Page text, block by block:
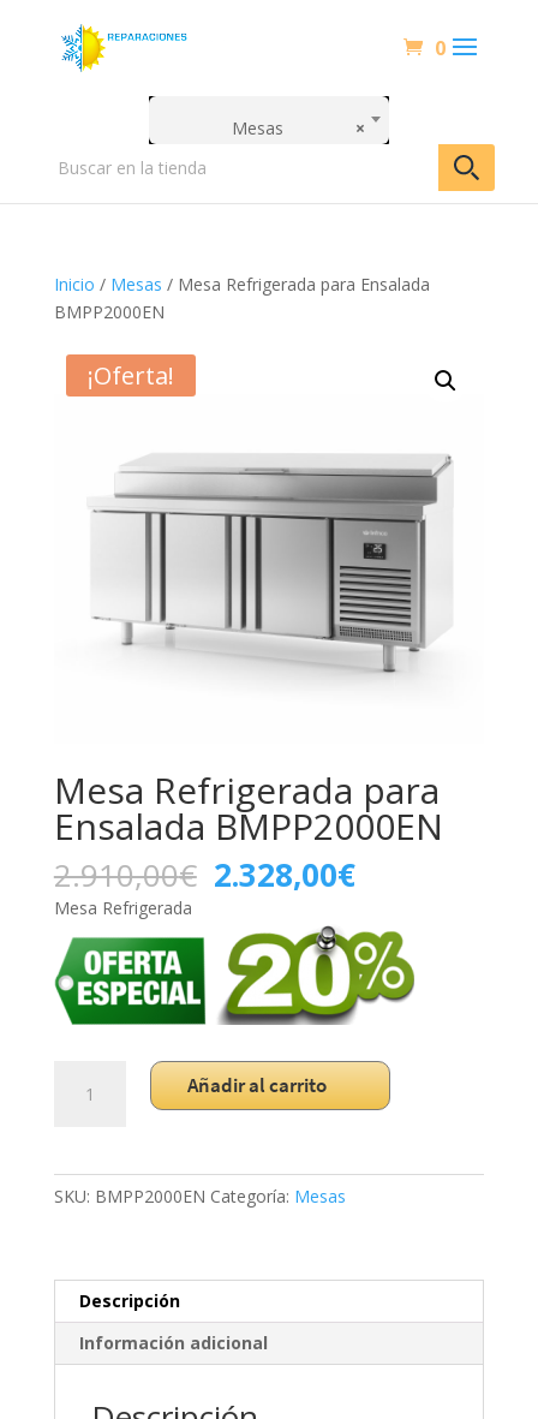
0
×
Mesas
Inicio / Mesas / Mesa Refrigerada para Ensalada
BMPP2000EN
¡Oferta!
Mesa Refrigerada para
Ensalada BMPP2000EN
2.910,00€ El
precio
original
era:
2.910,00€.
2.328,00€El
precio
actual
es:
2.328,00€.
Mesa Refrigerada
Refrigerada
Añadir al carrito
SKU: BMPP2000EN Categoría: Mesas
Descripción
Información adicional